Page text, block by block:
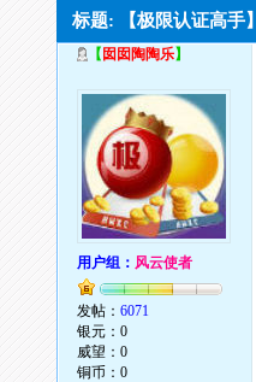
标题: 【极限认证高手
【 囡囡陶陶乐】
用户组： 风云使者
发帖：6071
银元：0
威望：0
铜币：0